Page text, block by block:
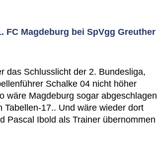
FC Magdeburg bei SpVgg Greuther
das Schlusslicht der 2. Bundesliga,
Schalke 04 nicht höher
wäre Magdeburg sogar abgeschlagen
17.. Und wäre wieder dort
Pascal Ibold als Trainer übernommen